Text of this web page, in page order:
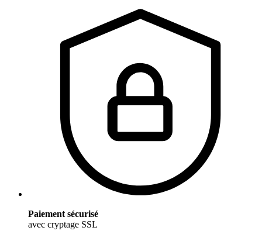
Paiement sécurisé
avec cryptage SSL